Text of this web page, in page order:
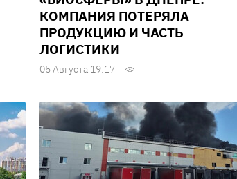
КОМПАНИЯ ПОТЕРЯЛА
ПРОДУКЦИЮ И ЧАСТЬ
ЛОГИСТИКИ
05 Августа 19:17